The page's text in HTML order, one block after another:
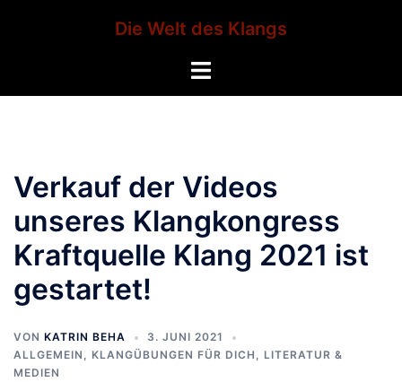
Die Welt des Klangs
Menü
Verkauf der Videos
unseres Klangkongress
Kraftquelle Klang 2021 ist
gestartet!
VON KATRIN BEHA
3. JUNI 2021
ALLGEMEIN , KLANGÜBUNGEN FÜR DICH , LITERATUR &
MEDIEN